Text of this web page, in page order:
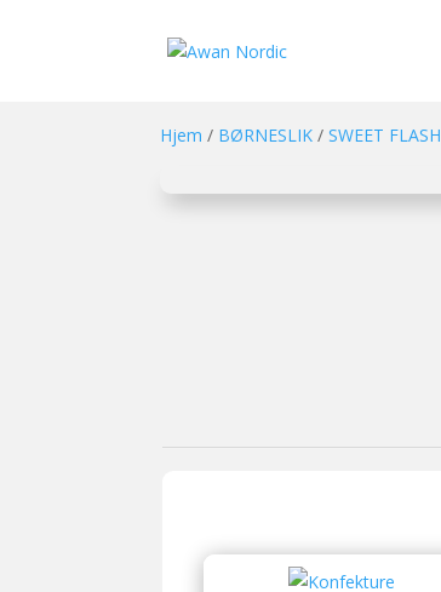
Hjem / BØRNESLIK / SWEET FLASH